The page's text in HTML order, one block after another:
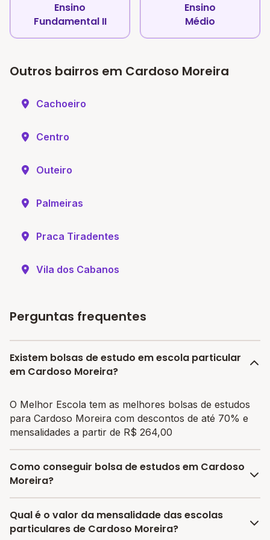
Ensino
Fundamental II
Ensino
Médio
Outros bairros em Cardoso Moreira
Cachoeiro
Centro
Outeiro
Palmeiras
Praca Tiradentes
Vila dos Cabanos
Perguntas frequentes
Existem bolsas de estudo em escola particular
em Cardoso Moreira?
O Melhor Escola tem as melhores bolsas de estudos
para Cardoso Moreira com descontos de até 70% e
mensalidades a partir de R$ 264,00
Como conseguir bolsa de estudos em Cardoso
Moreira?
O programa de bolsa do Melhor Escola disponibiliza
vagas com até 80% de desconto nas mensalidades.
Qual é o valor da mensalidade das escolas
particulares de Cardoso Moreira?